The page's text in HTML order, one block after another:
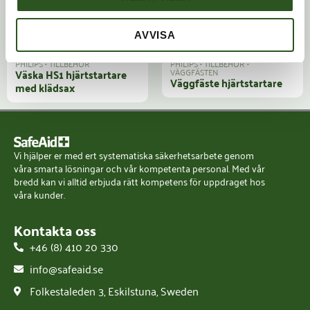
AVVISA
PHILIPS•TILLBEHÖR
Väska HS1 hjärtstartare
med klädsax
PHILIPS•TILLBEHÖR•
VÄGGFÄSTEN
Väggfäste hjärtstartare
Vi hjälper er med ert systematiska säkerhetsarbete genom
våra smarta lösningar och vår kompetenta personal. Med vår
bredd kan vi alltid erbjuda rätt kompetens för uppdraget hos
våra kunder.
Kontakta oss
+46 (8) 410 20 330
info@safeaid.se
Folkestaleden 3, Eskilstuna, Sweden